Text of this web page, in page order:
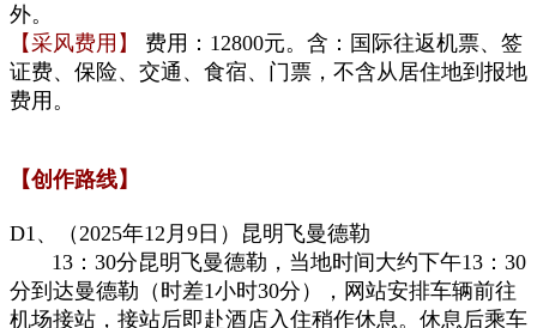
外。
【采风费用】 费用：12800元。含：国际往返机票、签
证费、保险、交通、食宿、 门票，不含从居住地到报地
费用。
【创作路线】
D1、（2025年12月9日 ）昆明飞曼德勒
13：30分昆明飞曼德勒，当地时间大约下午13：30
分到达曼德勒（时差1小时30分），网站安排车辆前往
机场接站，接站后即赴酒店入住稍作休息。休息后乘车